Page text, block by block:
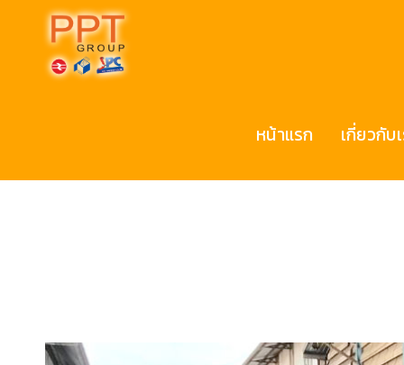
หน้าแรก เกี่ยวกับ